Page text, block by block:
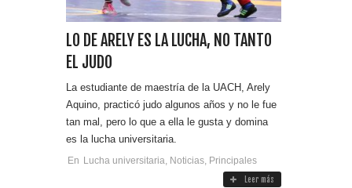
LO DE ARELY ES LA LUCHA, NO TANTO
EL JUDO
La estudiante de maestría de la UACH, Arely
Aquino, practicó judo algunos años y no le fue
tan mal, pero lo que a ella le gusta y domina
es la lucha universitaria.
En Lucha universitaria Noticias Principales
Leer más